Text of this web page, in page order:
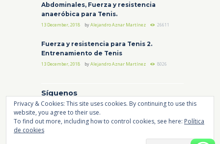
Abdominales, Fuerza y resistencia
anaeróbica para Tenis.
13 December, 2018 byAlejandro Aznar Martínez 26611
Fuerza y resistencia para Tenis 2.
Entrenamiento de Tenis
13 December, 2018 byAlejandro Aznar Martínez 8026
Síguenos
InstagramFacebookYouTube
Privacy & Cookies: This site uses cookies. By continuing to use this
website, you agree to their use.
To find out more, including how to control cookies, see here: Política
de cookies